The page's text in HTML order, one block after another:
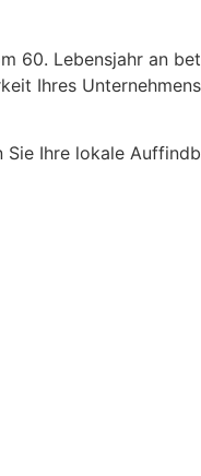
60. Lebensjahr an
Ihres
Ihre lokale